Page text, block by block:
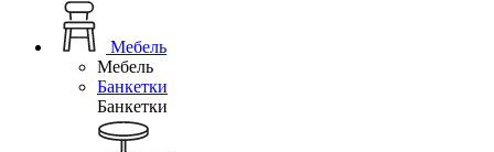
Мебель
Мебель
Банкетки
Банкетки